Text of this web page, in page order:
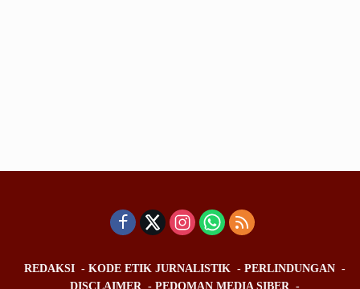
REDAKSI KODE ETIK JURNALISTIK
PERLINDUNGAN
DISCLAIMER
PEDOMAN MEDIA SIBER